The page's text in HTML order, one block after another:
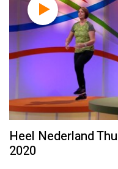
Heel Nederland
2020